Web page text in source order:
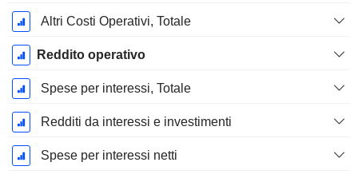
Altri Costi Operativi, Totale
Reddito operativo
Spese per interessi, Totale
Redditi da interessi e investimenti
Spese per interessi netti